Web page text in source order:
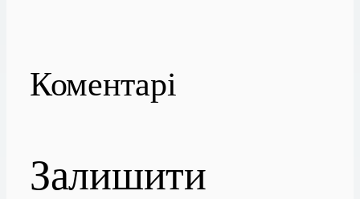
Коментарі
Залишити